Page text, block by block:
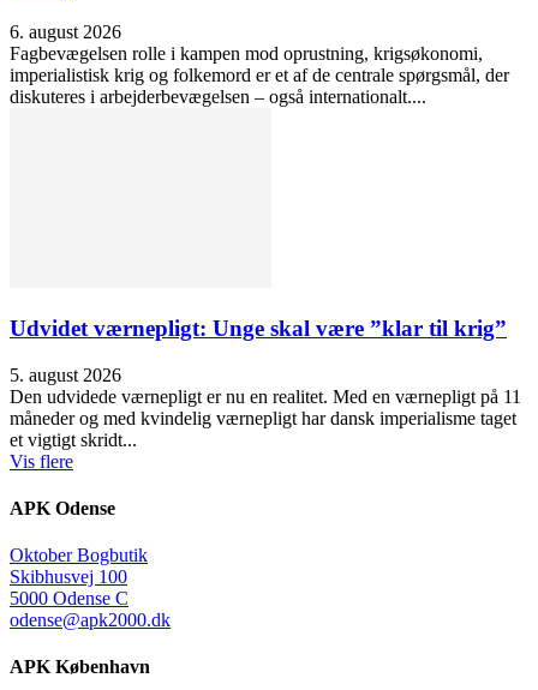
6. august 2026
Fagbevægelsen rolle i kampen mod oprustning, krigsøkonomi,
imperialistisk krig og folkemord er et af de centrale spørgsmål, der
diskuteres i arbejderbevægelsen – også internationalt....
Udvidet værnepligt: Unge skal være ”klar til krig”
5. august 2026
Den udvidede værnepligt er nu en realitet. Med en værnepligt på 11
måneder og med kvindelig værnepligt har dansk imperialisme taget
et vigtigt skridt...
Vis flere
APK Odense
Oktober Bogbutik
Skibhusvej 100
5000 Odense C
odense@apk2000.dk
APK København